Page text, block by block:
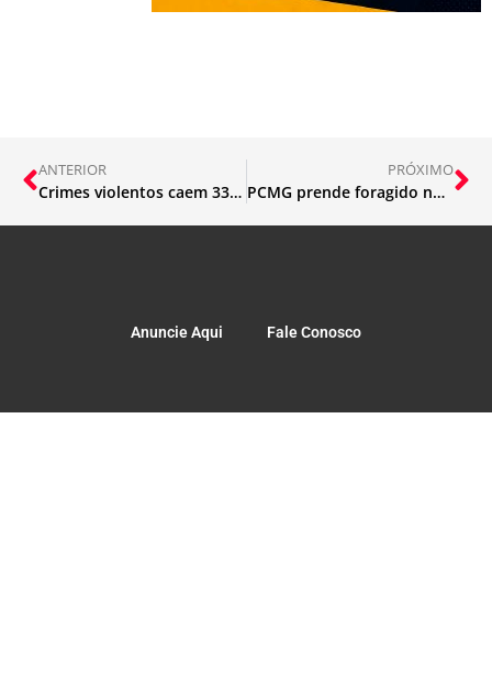
ANTERIOR
Crimes violentos caem 33% em Minas Gerais
PRÓXIMO
PCMG prende foragido no litoral capixaba
Anuncie Aqui Fale Conosco